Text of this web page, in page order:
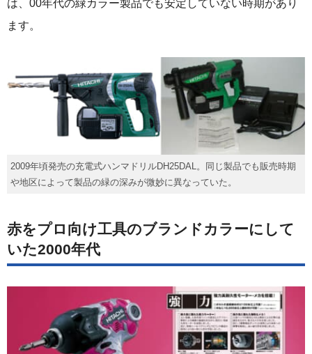
は、00年代の緑カラー製品でも安定していない時期があり
ます。
2009年頃発売の充電式ハンマドリルDH25DAL。同じ製品でも販売時期
や地区によって製品の緑の深みが微妙に異なっていた。
赤をプロ向け工具のブランドカラーにして
いた2000年代